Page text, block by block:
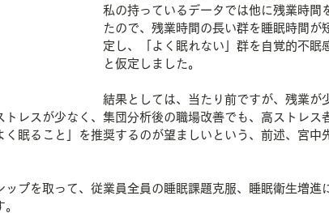
私の持っているデータでは他に残業時間
たので、残業時間の長い群を睡眠時間が
定し、「よく眠れない」群を自覚的不眠
と仮定しました。
結果としては、当たり前ですが、残業が
レスが少なく、集団分析後の職場改善でも、高ストレス
眠ること」を推奨するのが望ましいという、前述、宮中
プを取って、従業員全員の睡眠課題克服、睡眠衛生増進